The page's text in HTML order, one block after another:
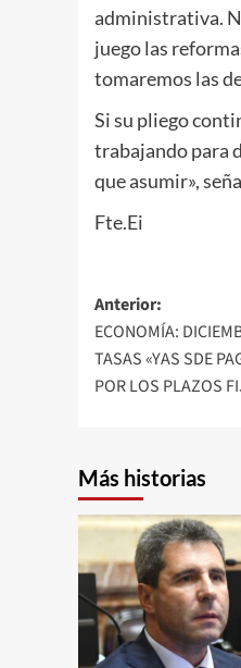
administrativa.
juego las
tomaremos las
Si su pliego
trabajando para
que asumir»,
Fte.Ei
de
entradas
Anterior:
ECONOMÍA:
TASAS «YAS SDE
POR LOS PLAZOS
Más historias